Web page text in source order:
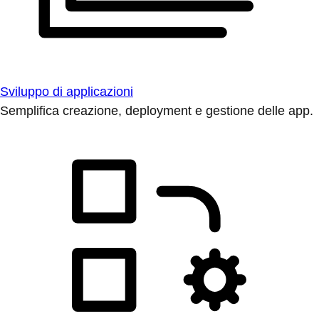
Sviluppo di applicazioni
Semplifica creazione, deployment e gestione delle app.